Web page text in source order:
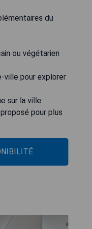
du
ou végétarien
ville pour explorer
sur la ville
pour plus